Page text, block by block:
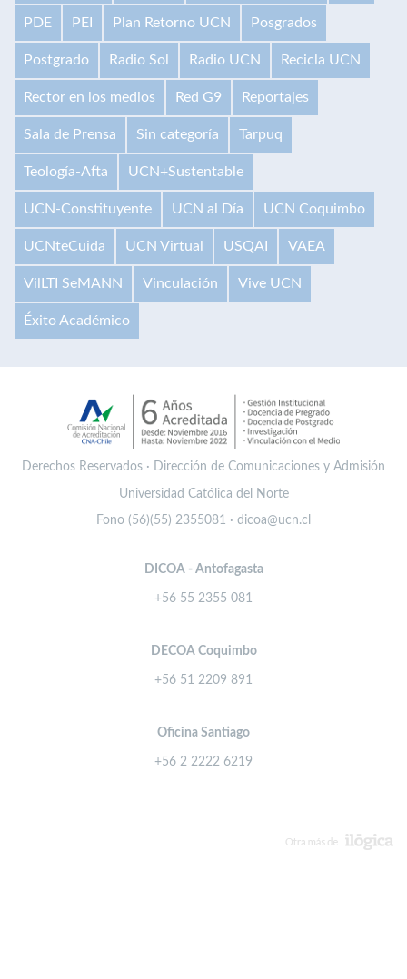
PDE PEI Plan Retorno UCN Posgrados
Postgrado Radio Sol Radio UCN Recicla UCN
Rector en los medios Red G9 Reportajes
Sala de Prensa Sin categoría Tarpuq
Teología-Afta UCN+Sustentable
UCN-Constituyente UCN al Día UCN Coquimbo
UCNteCuida UCN Virtual USQAI VAEA
VilLTI SeMANN Vinculación Vive UCN
Éxito Académico
Derechos Reservados · Dirección de Comunicaciones y Admisión
Universidad Católica del Norte
Fono (56)(55) 2355081 · dicoa@ucn.cl
DICOA - Antofagasta
+56 55 2355 081
DECOA Coquimbo
+56 51 2209 891
Oficina Santiago
+56 2 2222 6219